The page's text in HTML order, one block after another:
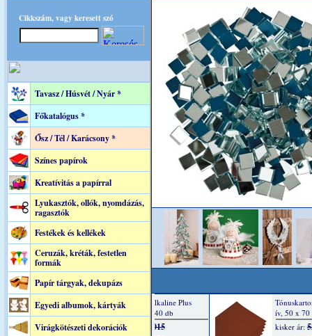
Cikkszám, vagy keresett szó
Tavasz / Húsvét / Nyár *
Főkatalógus *
Ősz / Tél / Karácsony *
Színes papírok
Kreatívitás a papírral
Lyukasztók, ollók, nyomdázás,
ragasztók
Festékek és kellékek
Ceruzák, kréták, festetlen
formák
Papír tárgyak, dekupázs
Egyedi albumok, kártyák
Virágkötészeti dekorációk